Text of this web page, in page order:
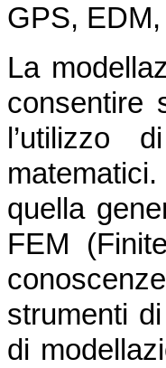
GPS,
La
consentire
l’utilizzo
quella
FEM
strumenti
di